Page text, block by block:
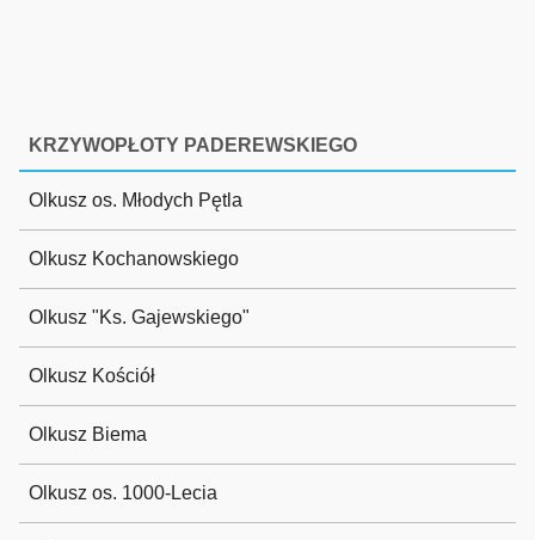
KRZYWOPŁOTY PADEREWSKIEGO
Olkusz os. Młodych Pętla
Olkusz Kochanowskiego
Olkusz "Ks. Gajewskiego"
Olkusz Kościół
Olkusz Biema
Olkusz os. 1000-Lecia